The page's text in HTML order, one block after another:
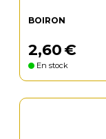
BOIRON
2,60€
En stock